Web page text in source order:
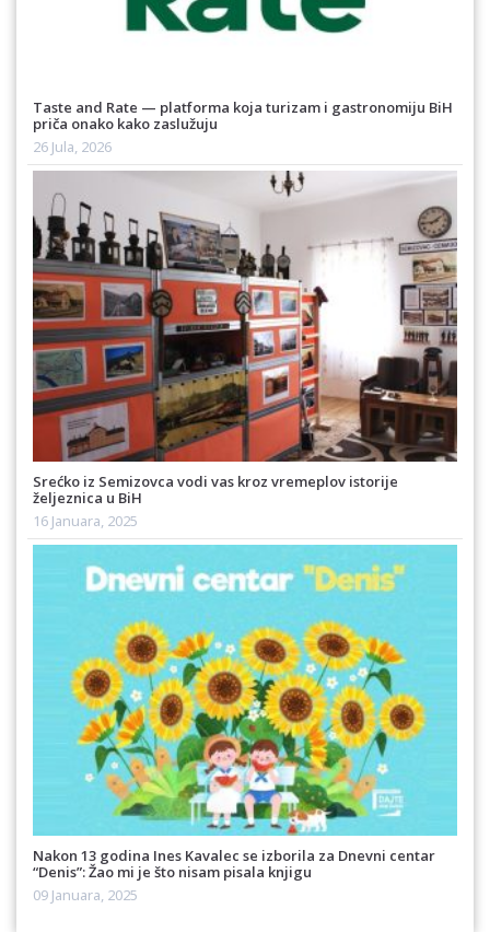
Taste and Rate — platforma koja turizam i gastronomiju BiH
priča onako kako zaslužuju
26 Jula, 2026
Srećko iz Semizovca vodi vas kroz vremeplov istorije
željeznica u BiH
16 Januara, 2025
Nakon 13 godina Ines Kavalec se izborila za Dnevni centar
“Denis”: Žao mi je što nisam pisala knjigu
09 Januara, 2025